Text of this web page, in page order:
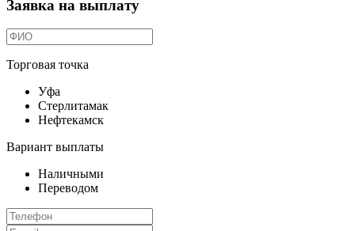
Заявка на выплату
Торговая точка
Уфа
Стерлитамак
Нефтекамск
Вариант выплаты
Наличными
Переводом